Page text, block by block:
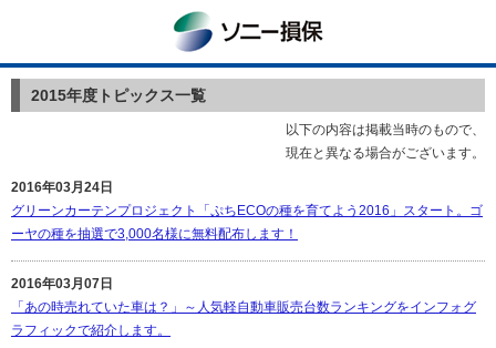
2015年度トピックス一覧
以下の内容は掲載当時のもので、
現在と異なる場合がございます。
2016年03月24日
グリーンカーテンプロジェクト「ぷちECOの種を育てよう2016」スタート。ゴ
ーヤの種を抽選で3,000名様に無料配布します！
2016年03月07日
「あの時売れていた車は？」～人気軽自動車販売台数ランキングをインフォグ
ラフィックで紹介します。